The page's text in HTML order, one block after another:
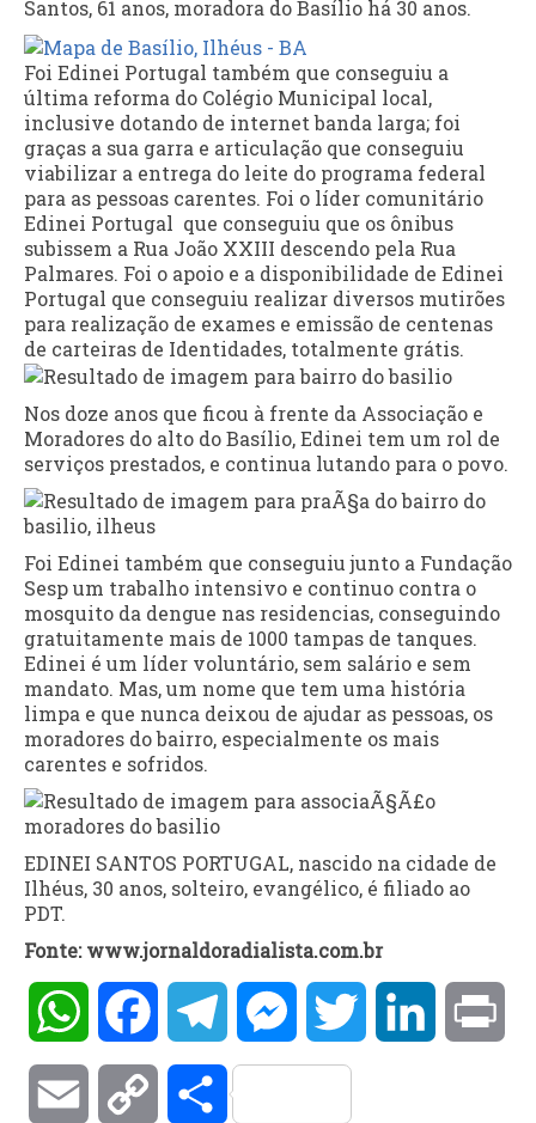
Santos, 61 anos, moradora do Basílio há 30 anos.
Foi Edinei Portugal também que conseguiu a
última reforma do Colégio Municipal local,
inclusive dotando de internet banda larga; foi
graças a sua garra e articulação que conseguiu
viabilizar a entrega do leite do programa federal
para as pessoas carentes. Foi o líder comunitário
Edinei Portugal que conseguiu que os ônibus
subissem a Rua João XXIII descendo pela Rua
Palmares. Foi o apoio e a disponibilidade de Edinei
Portugal que conseguiu realizar diversos mutirões
para realização de exames e emissão de centenas
de carteiras de Identidades, totalmente grátis.
Nos doze anos que ficou à frente da Associação e
Moradores do alto do Basílio, Edinei tem um rol de
serviços prestados, e continua lutando para o povo.
Foi Edinei também que conseguiu junto a Fundação
Sesp um trabalho intensivo e continuo contra o
mosquito da dengue nas residencias, conseguindo
gratuitamente mais de 1000 tampas de tanques.
Edinei é um líder voluntário, sem salário e sem
mandato. Mas, um nome que tem uma história
limpa e que nunca deixou de ajudar as pessoas, os
moradores do bairro, especialmente os mais
carentes e sofridos.
EDINEI SANTOS PORTUGAL, nascido na cidade de
Ilhéus, 30 anos, solteiro, evangélico, é filiado ao
PDT.
Fonte: www.jornaldoradialista.com.br
WhatsAppFacebookTelegramMessengerTwitter LinkedIn
Email Copy Compartilhar